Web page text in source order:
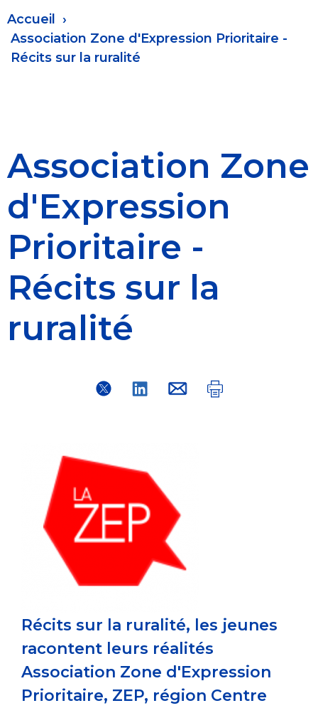
Fil
d'Ariane
Accueil
Association Zone d'Expression Prioritaire -
Récits sur la ruralité
Association Zone
d'Expression
Prioritaire -
Récits sur la
ruralité
Récits sur la ruralité, les jeunes
racontent leurs réalités
Association Zone d'Expression
Prioritaire, ZEP, région Centre